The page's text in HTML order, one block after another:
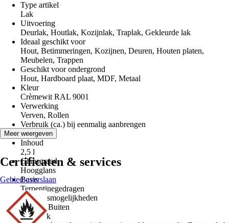
Type artikel
Lak
Uitvoering
Deurlak, Houtlak, Kozijnlak, Traplak, Gekleurde lak
Ideaal geschikt voor
Hout, Betimmeringen, Kozijnen, Deuren, Houten platen,
Meubelen, Trappen
Geschikt voor ondergrond
Hout, Hardboard plaat, MDF, Metaal
Kleur
Crèmewit RAL 9001
Verwerking
Verven, Rollen
Verbruik (ca.) bij eenmalig aanbrengen
15 m²/l
Inhoud
2,5 l
Glansgraad
Hoogglans
Basis
Terpentinegedragen
Gebruiksmogelijkheden
Binnen, Buiten
Kenmerk
Meer weergeven
Certificaten & services
Gebied overslaan